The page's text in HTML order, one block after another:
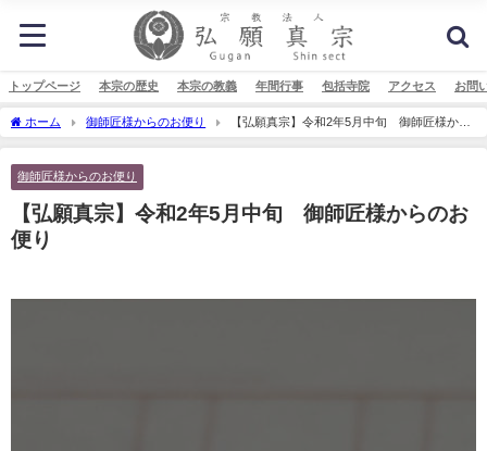
トップページ 本宗の歴史 本宗の教義 年間行事 包括寺院 アクセス お問
ホーム 御師匠様からのお便り
【弘願真宗】令和2年5月中旬 御師匠様から
のお便り
御師匠様からのお便り
【弘願真宗】令和2年5月中旬 御師匠様からのお
便り